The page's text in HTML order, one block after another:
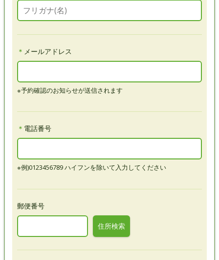
＊ メールアドレス
※予約確認のお知らせが送信されます
＊ 電話番号
※例)0123456789 ハイフンを除いて入力してください
郵便番号
住所検索